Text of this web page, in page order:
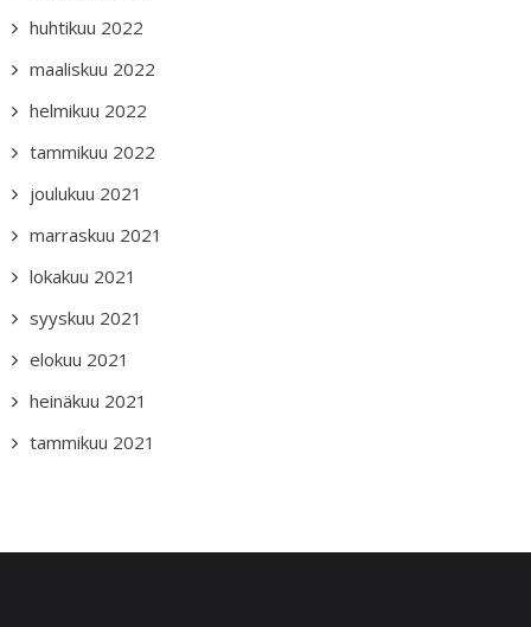
huhtikuu 2022
maaliskuu 2022
helmikuu 2022
tammikuu 2022
joulukuu 2021
marraskuu 2021
lokakuu 2021
syyskuu 2021
elokuu 2021
heinäkuu 2021
tammikuu 2021